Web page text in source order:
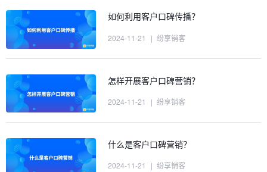
如何利用客户口碑传播？
2024-11-21 | 纷享销客
怎样开展客户口碑营销？
2024-11-21 | 纷享销客
什么是客户口碑营销？
2024-11-21 | 纷享销客